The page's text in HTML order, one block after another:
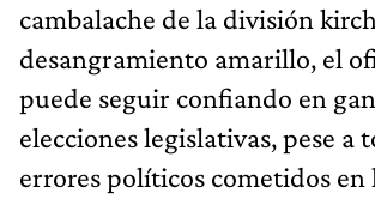
cambalache de la división
desangramiento amarillo, el
puede seguir confiando en
elecciones legislativas, pese a
errores políticos cometidos en